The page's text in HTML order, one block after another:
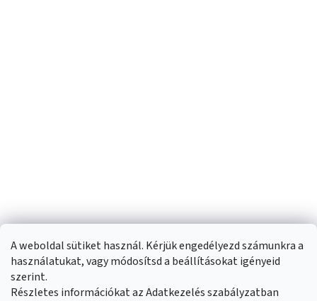
A weboldal sütiket használ. Kérjük engedélyezd számunkra a
használatukat, vagy módosítsd a beállításokat igényeid
szerint.
Részletes információkat az Adatkezelés szabályzatban
Shoptet készítette